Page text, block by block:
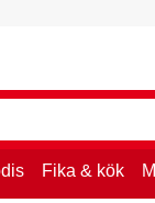
Fika & kök